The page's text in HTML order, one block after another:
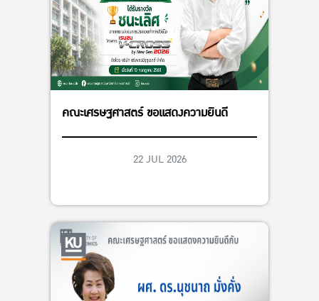
คณะเศรษฐศาสตร์ ขอแสดงความยินดี
22 JUL 2026